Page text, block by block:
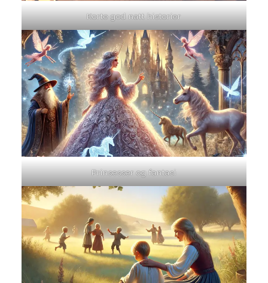
Korte god natt historier
Prinsesser og fantasi